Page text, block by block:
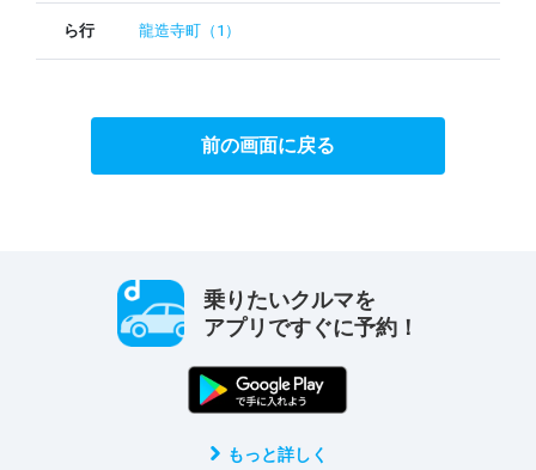
ら行 龍造寺町（1）
前の画面に戻る
乗りたいクルマを
アプリですぐに予約！
もっと詳しく